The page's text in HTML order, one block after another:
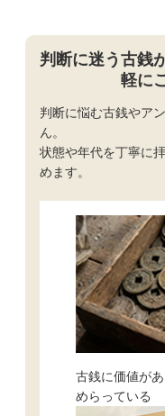
判断に迷う古銭
軽に
判断に悩む古銭やア
ん。
状態や年代を丁寧に
めます。
古銭に価値が
めらっている